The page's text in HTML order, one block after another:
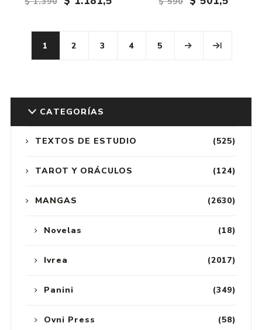
1 2 3 4 5
CATEGORÍAS
(525)
TEXTOS DE ESTUDIO
(124)
TAROT Y ORÁCULOS
(2630)
MANGAS
(18)
Novelas
(2017)
Ivrea
(349)
Panini
(58)
Ovni Press